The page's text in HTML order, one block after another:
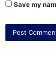
Save my